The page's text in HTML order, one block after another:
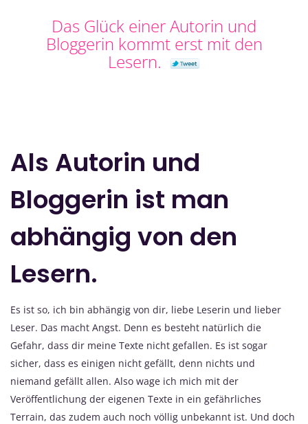
Das Glück einer Autorin und
Bloggerin kommt erst mit den
Lesern.
Als Autorin und
Bloggerin ist man
abhängig von den
Lesern.
Es ist so, ich bin abhängig von dir, liebe Leserin und lieber
Leser. Das macht Angst. Denn es besteht natürlich die
Gefahr, dass dir meine Texte nicht gefallen. Es ist sogar
sicher, dass es einigen nicht gefällt, denn nichts und
niemand gefällt allen. Also wage ich mich mit der
Veröffentlichung der eigenen Texte in ein gefährliches
Terrain, das zudem auch noch völlig unbekannt ist. Und doch